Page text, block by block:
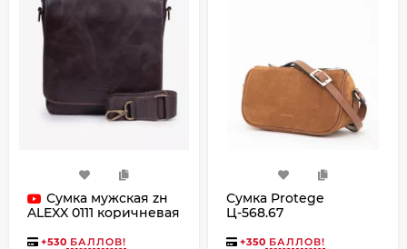
Сумка мужская zн
ALEXX 0111 коричневая
+530 БАЛЛОВ!
Сумка Protege
Ц-568.67
+350 БАЛЛОВ!